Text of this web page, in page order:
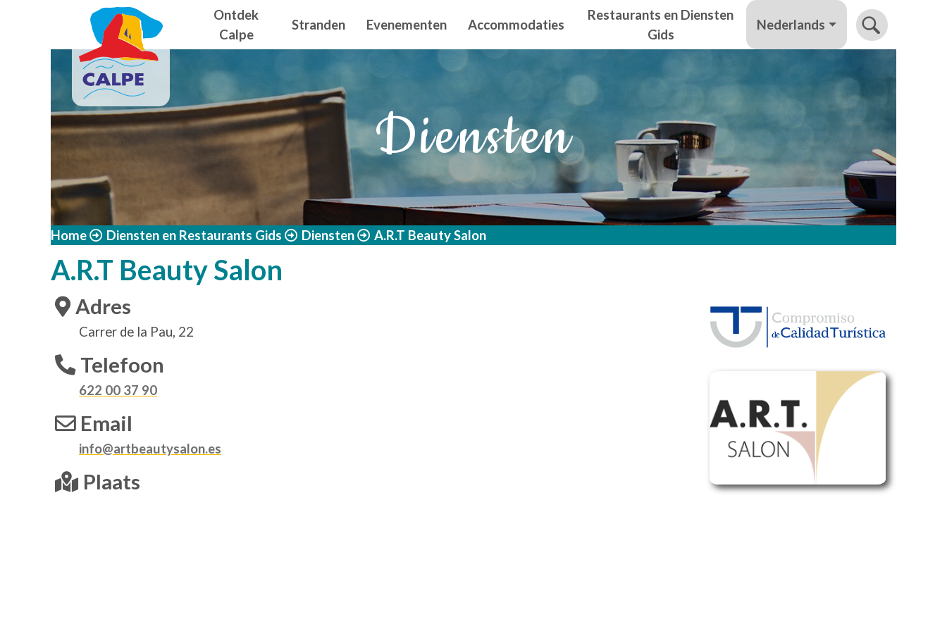
Overslaan en naar de inhoud gaan Navegación principal
Ontdek
Calpe
Stranden Evenementen Accommodaties
Restaurants en Diensten
Gids
Nederlands
Diensten
Home Diensten en Restaurants Gids Diensten A.R.T Beauty Salon
A.R.T Beauty Salon
Adres
Carrer de la Pau, 22
Telefoon
622 00 37 90
Email
info@artbeautysalon.es
Plaats